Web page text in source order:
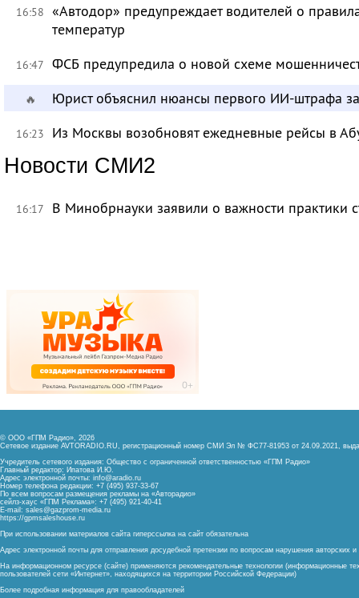
16:58 «Автодор» предупреждает водителей о
температур
16:47 ФСБ предупредила о новой схеме
🔥 Юрист объяснил нюансы первого ИИ-штрафа
16:23 Из Москвы возобновят ежедневные рейсы в
Новости СМИ2
16:17 В Минобрнауки заявили о важности практики
© ООО «ГПМ Радио», 2026
Сетевое издание AVTORADIO.RU, регистрационный номер СМИ Эл № ФС77-81953 от 24.09.2021,
Учредитель сетевого издания: Общество с ограниченной ответственностью «ГПМ Радио»
Главный редактор: Ипатова И.Ю.
Адрес электронной почты: info@aradio.ru
Номер телефона редакции: +7 (495) 937-33-67
По всем вопросам размещения рекламы на «Авторадио»
сейлз-хаус «ГПМ Реклама»: +7 (495) 921-40-41
E-mail: sales@gazprom-media.ru
https://gpmsaleshouse.ru
При использовании материалов сайта гиперссылка на сайт обязательна
Адрес электронной почты для отправления досудебной претензии по вопросам нарушения авторских
На информационном ресурсе (сайте) применяются рекомендательные технологии (информационные
пользователей сети «Интернет», находящихся на территории Российской Федерации)
Более подробная информация для правообладателей